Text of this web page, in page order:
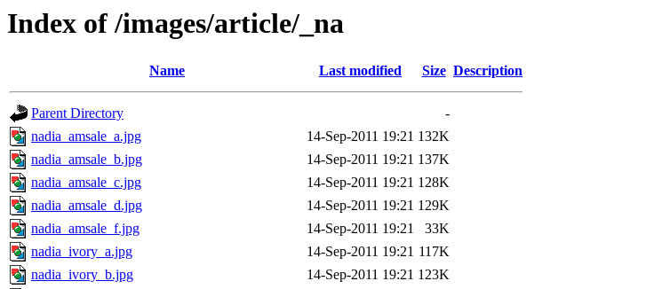
Index of /images/article/_na
Name Last modified Size Description
Parent Directory
-
nadia_amsale_a.jpg
14-Sep-2011 19:21 132K
nadia_amsale_b.jpg
14-Sep-2011 19:21 137K
nadia_amsale_c.jpg
14-Sep-2011 19:21 128K
nadia_amsale_d.jpg
14-Sep-2011 19:21 129K
nadia_amsale_f.jpg
14-Sep-2011 19:21
33K
nadia_ivory_a.jpg
14-Sep-2011 19:21 117K
nadia_ivory_b.jpg
14-Sep-2011 19:21 123K